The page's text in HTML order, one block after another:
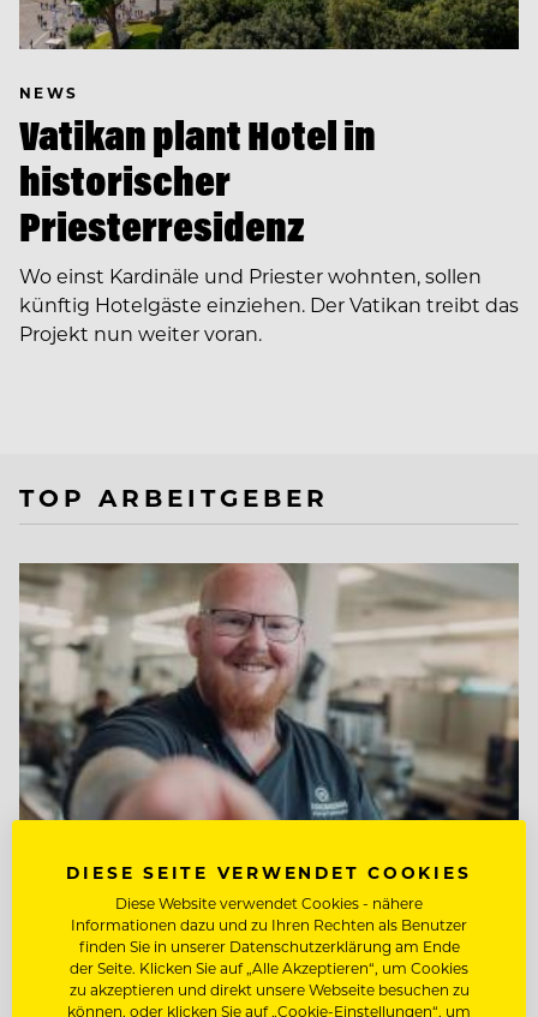
NEWS
Vatikan plant Hotel in
historischer
Priesterresidenz
Wo einst Kardinäle und Priester wohnten, sollen
künftig Hotelgäste einziehen. Der Vatikan treibt das
Projekt nun weiter voran.
TOP ARBEITGEBER
TOP ARBEITGEBER
Jungbrunn - Der Gutzeitort
DIESE SEITE VERWENDET COOKIES
Diese Website verwendet Cookies - nähere
Informationen dazu und zu Ihren Rechten als Benutzer
finden Sie in unserer Datenschutzerklärung am Ende
der Seite. Klicken Sie auf „Alle Akzeptieren“, um Cookies
zu akzeptieren und direkt unsere Webseite besuchen zu
können, oder klicken Sie auf „Cookie-Einstellungen“, um